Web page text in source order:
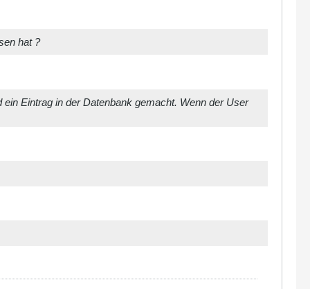
hat ?
Eintrag in der Datenbank gemacht. Wenn der User